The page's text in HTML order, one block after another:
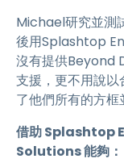
Michael研究並測
後用Splashtop
沒有提供Beyond
支援，更不用說
了他們所有的方框
借助 Splashtop
Solutions 能夠：